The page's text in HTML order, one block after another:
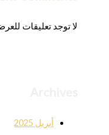
لا توجد تعليقات
أبريل 2025